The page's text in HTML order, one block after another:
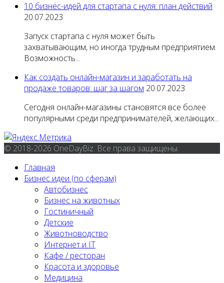
10 бизнес-идей для стартапа с нуля: план действий
20.07.2023
Запуск стартапа с нуля может быть
захватывающим, но иногда трудным предприятием.
Возможность...
Как создать онлайн-магазин и заработать на
продаже товаров: шаг за шагом 20.07.2023
Сегодня онлайн-магазины становятся все более
популярными среди предпринимателей, желающих...
© 2018-2026 OneDayBiz. Все права защищены.
Главная
Бизнес идеи (по сферам)
Автобизнес
Бизнес на животных
Гостиничный
Детские
Животноводство
Интернет и IT
Кафе / ресторан
Красота и здоровье
Медицина